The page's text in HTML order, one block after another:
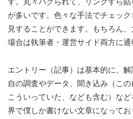
す。丸々パクられて、リンクすら
が多いです。色々な手法でチェッ
見することができます。もちろん
場合は執筆者・運営サイド両方に通
エントリー（記事）は基本的に、
自の調査やデータ、聞き込み（こ
こういっていた、なども含む）な
界で僕しか書けない文章になって